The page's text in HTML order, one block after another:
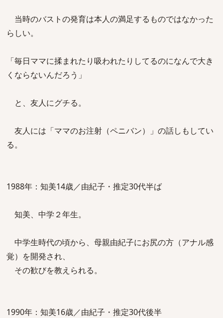
当時のバストの発育は本人の満足するものではなかった
らしい。
「毎日ママに揉まれたり吸われたりしてるのになんで大き
くならないんだろう」
と、友人にグチる。
友人には「ママのお注射（ペニバン）」の話しもしてい
る。
1988年：知美14歳／由紀子・推定30代半ば
知美、中学２年生。
中学生時代の頃から、母親由紀子にお尻の方（アナル感
覚）を開発され、
その歓びを教えられる。
1990年：知美16歳／由紀子・推定30代後半